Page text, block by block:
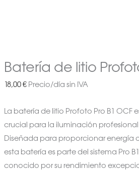
Batería de litio
18,00€ Precio/día sin IVA
La batería de litio Profoto Pro B1 OCF
crucial para la iluminación
Diseñada para proporcionar energía
esta batería es parte del sistema Pro
conocido por su rendimiento